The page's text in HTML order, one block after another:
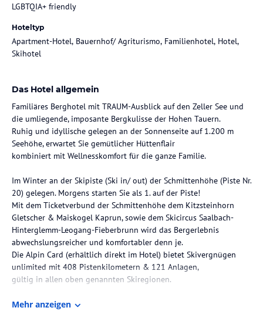
LGBTQIA+ friendly
Hoteltyp
Apartment-Hotel, Bauernhof/ Agriturismo, Familienhotel, Hotel,
Skihotel
Das Hotel allgemein
Familiäres Berghotel mit TRAUM-Ausblick auf den Zeller See und
die umliegende, imposante Bergkulisse der Hohen Tauern.
Ruhig und idyllische gelegen an der Sonnenseite auf 1.200 m
Seehöhe, erwartet Sie gemütlicher Hüttenflair
kombiniert mit Wellnesskomfort für die ganze Familie.
Im Winter an der Skipiste (Ski in/ out) der Schmittenhöhe (Piste Nr.
20) gelegen. Morgens starten Sie als 1. auf der Piste!
Mit dem Ticketverbund der Schmittenhöhe dem Kitzsteinhorn
Gletscher & Maiskogel Kaprun, sowie dem Skicircus Saalbach-
Hinterglemm-Leogang-Fieberbrunn wird das Bergerlebnis
abwechslungsreicher und komfortabler denn je.
Die Alpin Card (erhältlich direkt im Hotel) bietet Skivergnügen
unlimited mit 408 Pistenkilometern & 121 Anlagen,
gültig in allen oben genannten Skiregionen.
Entspannen Sie in unserer Wellness-Alm mit finnischer Sauna, Bio-
Mehr anzeigen